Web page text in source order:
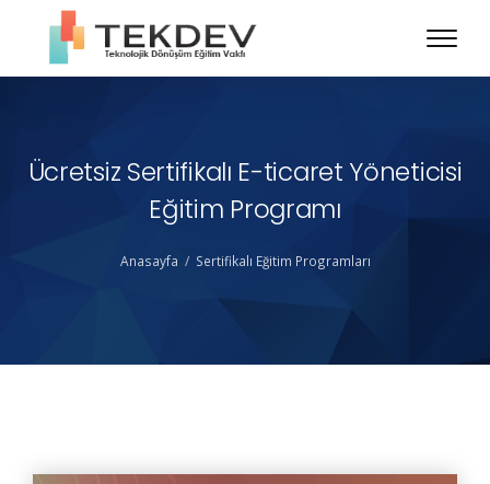
Ücretsiz Sertifikalı E-ticaret Yöneticisi
Eğitim Programı
Anasayfa Sertifikalı Eğitim Programları